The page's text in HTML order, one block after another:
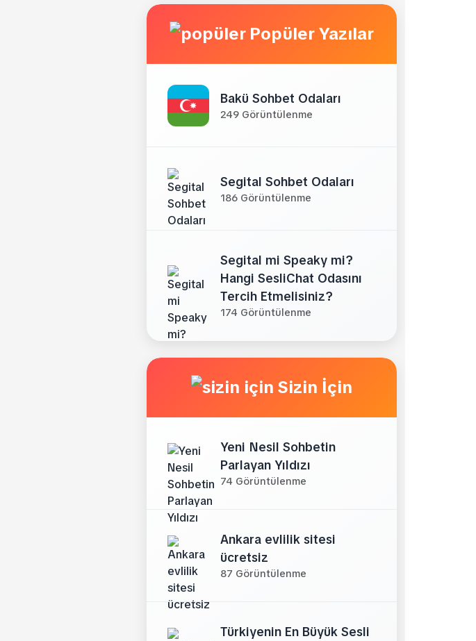
Popüler Yazılar
Bakü Sohbet Odaları
249 Görüntülenme
Segital Sohbet Odaları
186 Görüntülenme
Segital mi Speaky mi?
Hangi SesliChat Odasını
Tercih Etmelisiniz?
174 Görüntülenme
Sizin İçin
Yeni Nesil Sohbetin
Parlayan Yıldızı
74 Görüntülenme
Ankara evlilik sitesi
ücretsiz
87 Görüntülenme
Türkiyenin En Büyük Sesli